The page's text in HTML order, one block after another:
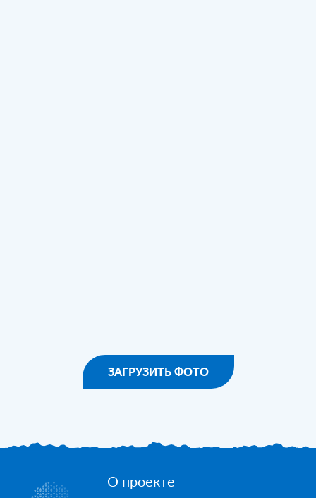
ЗАГРУЗИТЬ ФОТО
О проекте